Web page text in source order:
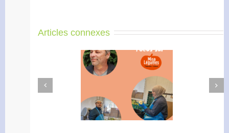
Articles connexes
Formation 2O26, les
inscriptions sont ouvertes !
Previous
Next